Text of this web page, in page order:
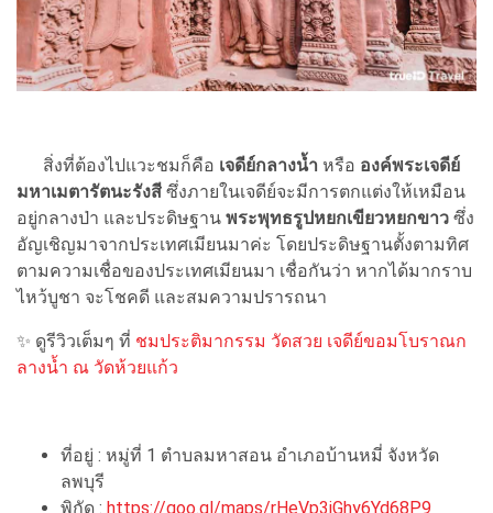
สิ่งที่ต้องไปแวะชมก็คือ เจดีย์กลางน้ำ หรือ องค์พระเจดีย์
มหาเมตารัตนะรังสี ซึ่งภายในเจดีย์จะมีการตกแต่งให้เหมือน
อยู่กลางป่า และประดิษฐาน พระพุทธรูปหยกเขียวหยกขาว ซึ่ง
อัญเชิญมาจากประเทศเมียนมาค่ะ โดยประดิษฐานตั้งตามทิศ
ตามความเชื่อของประเทศเมียนมา เชื่อกันว่า หากได้มากราบ
ไหว้บูชา จะโชคดี และสมความปรารถนา
✨ ดูรีวิวเต็มๆ ที่ ชมประติมากรรม วัดสวย เจดีย์ขอมโบราณก
ลางน้ำ ณ วัดห้วยแก้ว
ที่อยู่ : หมู่ที่ 1 ตำบลมหาสอน อำเภอบ้านหมี่ จังหวัด
ลพบุรี
พิกัด : https://goo.gl/maps/rHeVp3jGhy6Yd68P9